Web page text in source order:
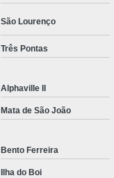
São Lourenço
Três Pontas
Alphaville II
Mata de São João
Bento Ferreira
Ilha do Boi